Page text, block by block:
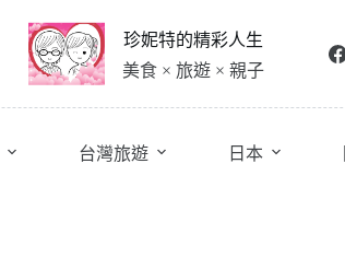
珍妮特的精彩人生
美食 × 旅遊 × 親子
台灣旅遊 日本